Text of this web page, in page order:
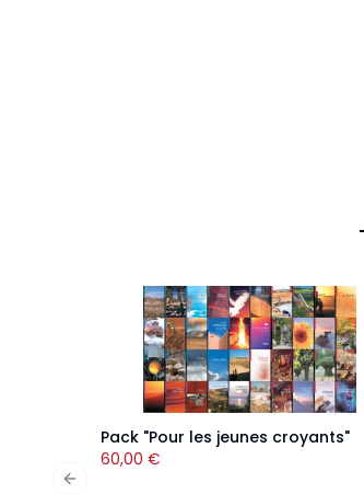
Pack "Pour les jeunes croyants"
60,00 €
Previous slide